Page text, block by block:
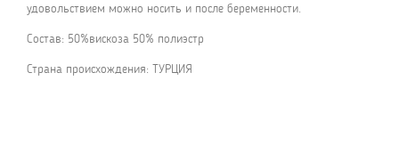
удовольствием можно носить и после беременности.
Состав: 50%вискоза 50% полиэстр
Страна происхождения: ТУРЦИЯ